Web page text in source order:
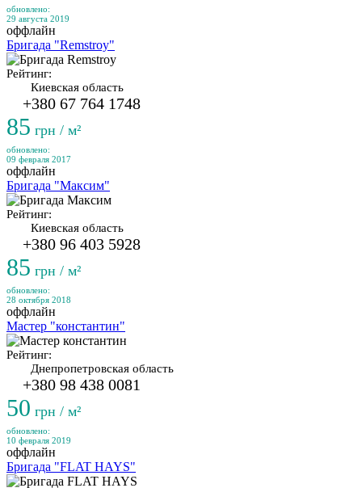
обновлено:
29 августа 2019
оффлайн
Бригада "Remstroy"
Рейтинг:
Киевская область
+380 67 764 1748
85 грн / м²
обновлено:
09 февраля 2017
оффлайн
Бригада "Максим"
Рейтинг:
Киевская область
+380 96 403 5928
85 грн / м²
обновлено:
28 октября 2018
оффлайн
Мастер "константин"
Рейтинг:
Днепропетровская область
+380 98 438 0081
50 грн / м²
обновлено:
10 февраля 2019
оффлайн
Бригада "FLAT HAYS"